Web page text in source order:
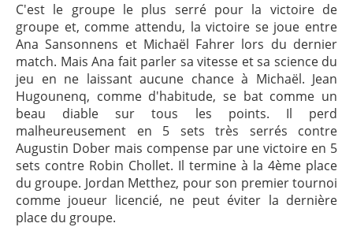
C'est le groupe le plus serré pour la victoire de
groupe et, comme attendu, la victoire se joue entre
Ana Sansonnens et Michaël Fahrer lors du dernier
match. Mais Ana fait parler sa vitesse et sa science du
jeu en ne laissant aucune chance à Michaël. Jean
Hugounenq, comme d'habitude, se bat comme un
beau diable sur tous les points. Il perd
malheureusement en 5 sets très serrés contre
Augustin Dober mais compense par une victoire en 5
sets contre Robin Chollet. Il termine à la 4ème place
du groupe. Jordan Metthez, pour son premier tournoi
comme joueur licencié, ne peut éviter la dernière
place du groupe.